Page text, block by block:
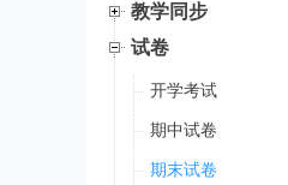
教学同步
试卷
开学考试
期中试卷
期末试卷